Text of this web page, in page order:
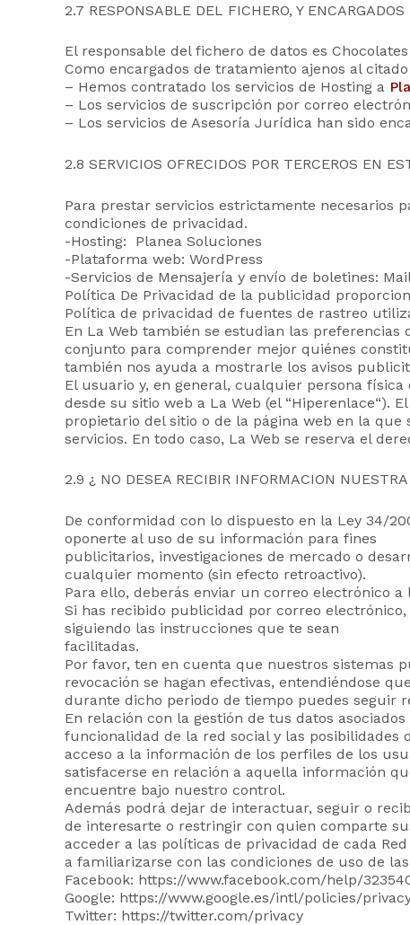
2.7 RESPONSABLE DEL FICHERO, Y
El responsable del fichero de datos es
Como encargados de tratamiento ajenos al
– Hemos contratado los servicios de Hosting a
– Los servicios de suscripción por correo
– Los servicios de Asesoría Jurídica han sido
2.8 SERVICIOS OFRECIDOS POR TERCEROS EN
Para prestar servicios estrictamente necesarios
condiciones de privacidad.
-Hosting: Planea Soluciones
-Plataforma web: WordPress
-Servicios de Mensajería y envío de boletines:
Política De Privacidad de la publicidad
Política de privacidad de fuentes de rastreo
En La Web también se estudian las
conjunto para comprender mejor quiénes
también nos ayuda a mostrarle los avisos
El usuario y, en general, cualquier persona
desde su sitio web a La Web (el “Hiperenlace“).
propietario del sitio o de la página web en la
servicios. En todo caso, La Web se reserva el
2.9 ¿ NO DESEA RECIBIR INFORMACION
De conformidad con lo dispuesto en la Ley 34/
oponerte al uso de su información para fines
publicitarios, investigaciones de mercado o
cualquier momento (sin efecto retroactivo).
Para ello, deberás enviar un correo electrónico
Si has recibido publicidad por correo
siguiendo las instrucciones que te sean
facilitadas.
Por favor, ten en cuenta que nuestros sistemas
revocación se hagan efectivas, entendiéndose que
durante dicho periodo de tiempo puedes seguir
En relación con la gestión de tus datos
funcionalidad de la red social y las posibilidades
acceso a la información de los perfiles de los
satisfacerse en relación a aquella información
encuentre bajo nuestro control.
Además podrá dejar de interactuar, seguir o
de interesarte o restringir con quien comparte
acceder a las políticas de privacidad de cada
a familiarizarse con las condiciones de uso de
Facebook: https://www.facebook.com/help/
Google: https://www.google.es/intl/policies/
Twitter: https://twitter.com/privacy